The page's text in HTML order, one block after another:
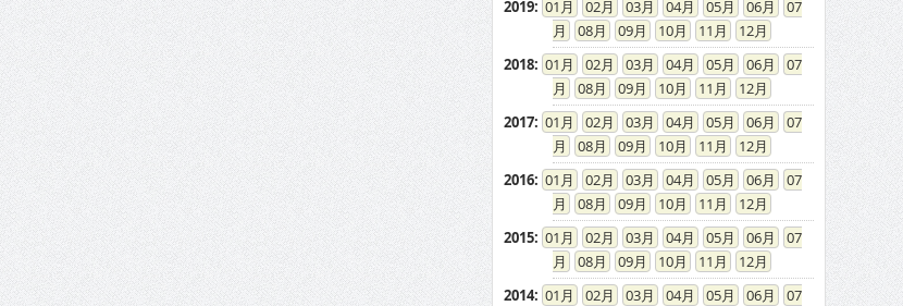
2019: 01 02 03 04 05 06
07
08
09 10 11
12
2018: 01 02 03 04 05 06
07
08
09 10 11
12
2017: 01 02 03 04 05 06
07
08
09 10 11
12
2016: 01 02 03 04 05 06
07
08
09 10 11
12
2015: 01 02 03 04 05 06
07
08
09 10 11
12
2014: 01 02 03 04 05 06
07